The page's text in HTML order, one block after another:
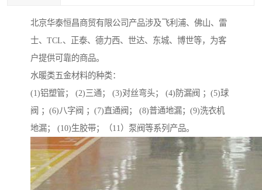
北京华泰恒昌商贸有限公司产品涉及飞利浦、佛山、雷
士、TCL、正泰、德力西、世达、东城、博世等，为客
户提供可靠的商品。
水暖类五金材料的种类：
(1)铝塑管； (2)三通； (3)对丝弯头； (4)防漏阀 ；(5)球
阀 ；(6)八字阀 ；(7)直通阀； (8)普通地漏；(9)洗衣机
地漏； (10)生胶带；（11）泵阀等系列产品。